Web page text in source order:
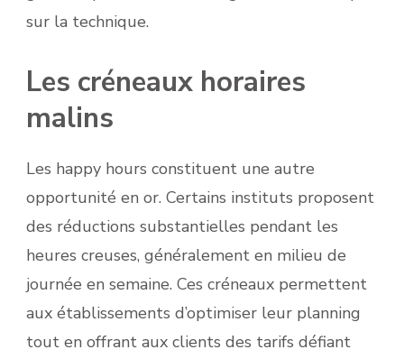
sur la technique.
Les créneaux horaires
malins
Les happy hours constituent une autre
opportunité en or. Certains instituts proposent
des réductions substantielles pendant les
heures creuses, généralement en milieu de
journée en semaine. Ces créneaux permettent
aux établissements d’optimiser leur planning
tout en offrant aux clients des tarifs défiant